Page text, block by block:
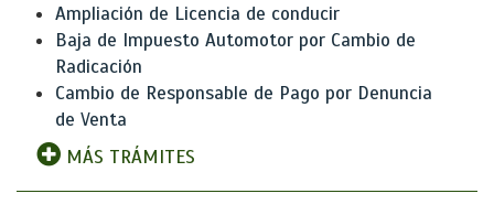
Ampliación de Licencia de conducir
Baja de Impuesto Automotor por Cambio de
Radicación
Cambio de Responsable de Pago por Denuncia
de Venta
MÁS TRÁMITES